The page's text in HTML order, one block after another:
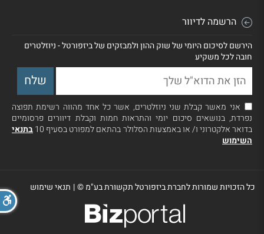
הרשמה לדיוור
הירשם לסיכום היומי של שוק ההון ולמבזקים של ביזפורטל - ניוזלטרים
חובה לכל משקיע
אני מאשר קבלת שני ניוזלטרים, אשר כל אחד מהווה רשימת תפוצה
נפרדת, בנושאים סיכום יומי והתראות חמות וקבלת דיוורים פרסומיים
בדואר אלקטרוני ו/ או באמצעות הסלולר בהתאם למפורט בסעיף 10
בתנאי
השימוש
כל הזכויות שמורות לחברת ביזפורטל תקשורת בע"מ ©| תנאי שימוש